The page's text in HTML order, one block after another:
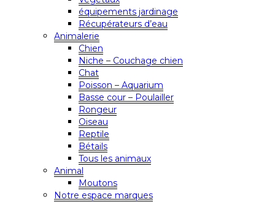
équipements jardinage
Récupérateurs d’eau
Animalerie
Chien
Niche – Couchage chien
Chat
Poisson – Aquarium
Basse cour – Poulailler
Rongeur
Oiseau
Reptile
Bétails
Tous les animaux
Animal
Moutons
Notre espace marques